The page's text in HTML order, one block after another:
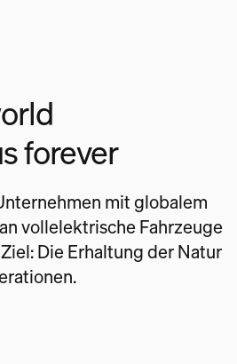
forever
mit globalem
vollelektrische Fahrzeuge
Die Erhaltung der Natur